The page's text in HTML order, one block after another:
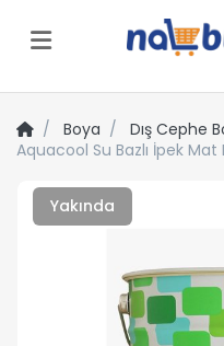
Menü
Boya
Dış Cephe
Aquacool Su Bazlı İpek
Yakında